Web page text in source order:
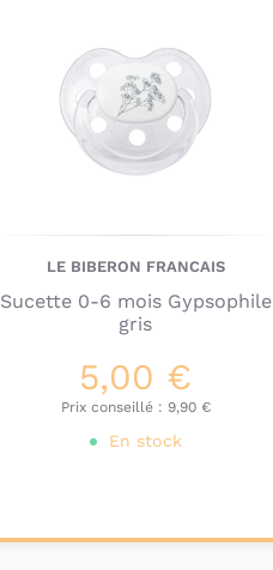
LE BIBERON FRANCAIS
Sucette 0-6 mois Gypsophile
gris
5,00 €
Prix conseillé : 9,90 €
En stock